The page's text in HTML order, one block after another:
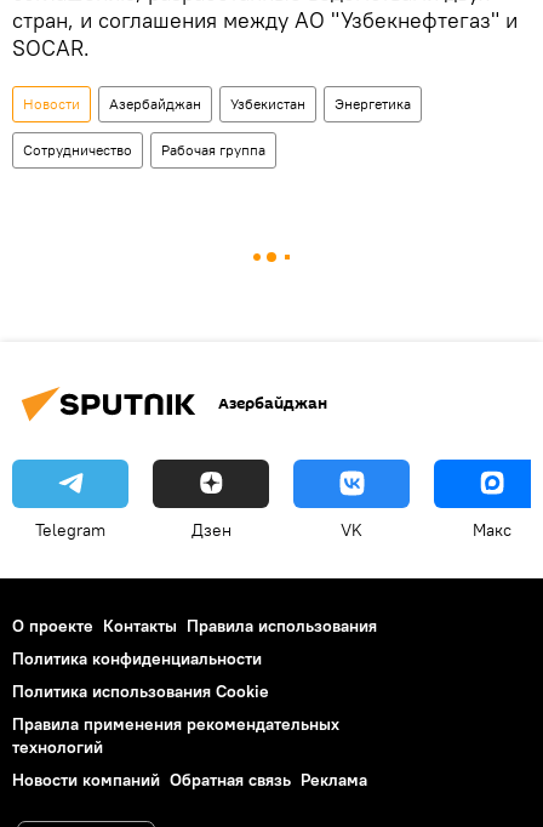
стран, и соглашения между АО "Узбекнефтегаз" и
SOСAR.
Новости Азербайджан Узбекистан Энергетика
Сотрудничество Рабочая группа
Азербайджан
Telegram Дзен VK Макс
О проекте Контакты Правила использования
Политика конфиденциальности
Политика использования Cookie
Правила применения рекомендательных
технологий
Новости компаний Обратная связь Реклама